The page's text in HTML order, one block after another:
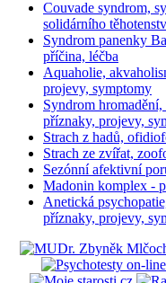
Couvade syndrom,
solidárního
Syndrom panenky
příčina, léčba
Aquaholie,
projevy, symptomy
Syndrom
příznaky, projevy,
Strach z hadů,
Strach ze zvířat,
Sezónní afektivní
Madonin komplex -
Anetická
příznaky, projevy,